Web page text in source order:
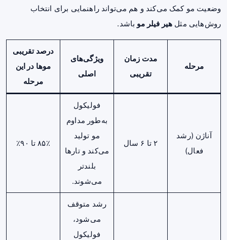
وضعیت مو کمک می‌کند و هم می‌تواند راهنمایی برای انتخاب
روش‌هایی مثل هیر فیلر مو باشد.
مرحله
مدت زمان
تقریبی
ویژگی‌های
اصلی
درصد تقریبی
موها در این
مرحله
آناژن (رشد
فعال)
۲ تا ۶ سال
فولیکول
به‌طور مداوم
مو تولید
می‌کند و تارها
بلندتر
می‌شوند.
۸۵٪ تا ۹۰٪
رشد متوقف
می‌شود،
فولیکول